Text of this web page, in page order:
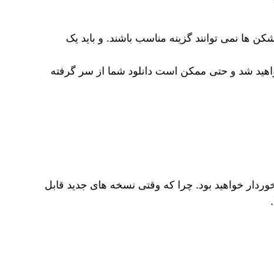
ها نمی‌ توانند گزینه مناسب باشند. و باید یک
شد و حتی ممکن است دانلود شما از سر گرفته
خواهید بود. چرا که وقتی نسخه های جدید قابل